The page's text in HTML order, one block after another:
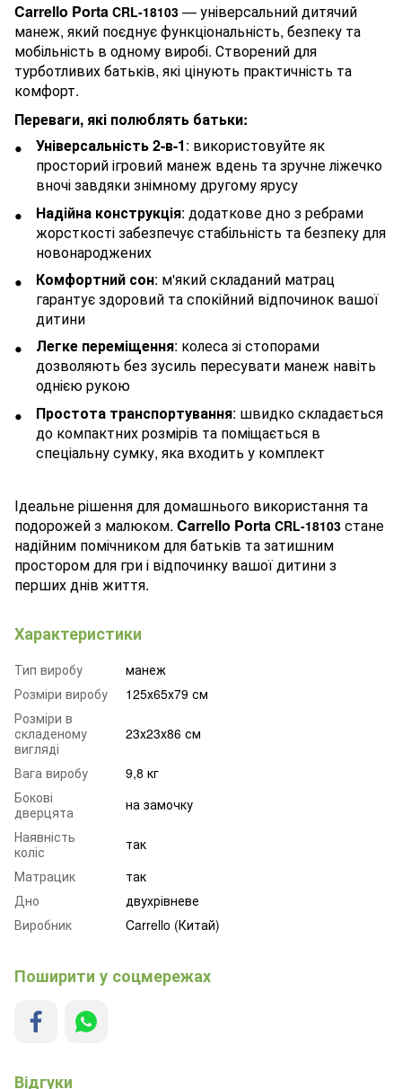
Carrello Porta CRL-18103 — універсальний дитячий
манеж, який поєднує функціональність, безпеку та
мобільність в одному виробі. Створений для
турботливих батьків, які цінують практичність та
комфорт.
Переваги, які полюблять батьки:
Універсальність 2-в-1: використовуйте як
просторий ігровий манеж вдень та зручне ліжечко
вночі завдяки знімному другому ярусу
Надійна конструкція: додаткове дно з ребрами
жорсткості забезпечує стабільність та безпеку для
новонароджених
Комфортний сон: м'який складаний матрац
гарантує здоровий та спокійний відпочинок вашої
дитини
Легке переміщення: колеса зі стопорами
дозволяють без зусиль пересувати манеж навіть
однією рукою
Простота транспортування: швидко складається
до компактних розмірів та поміщається в
спеціальну сумку, яка входить у комплект
Ідеальне рішення для домашнього використання та
подорожей з малюком. Carrello Porta CRL-18103 стане
надійним помічником для батьків та затишним
простором для гри і відпочинку вашої дитини з
перших днів життя.
Характеристики
Тип виробу
манеж
Розміри виробу
125х65х79 см
Розміри в
складеному
вигляді
23х23х86 см
Вага виробу
9,8 кг
Бокові
дверцята
на замочку
Наявність
коліс
так
Матрацик
так
Дно
двухрівневе
Виробник
Carrello (Китай)
Поширити у соцмережах
Відгуки